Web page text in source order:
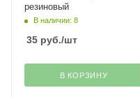
резиновый
В наличии: 8
35 руб./шт
В КОРЗИНУ